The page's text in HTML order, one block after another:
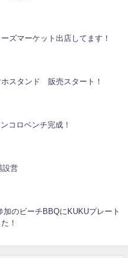
ズマーケット出店してます！
スタンド 販売スタート！
コロベンチ完成！
設営
加のビーチBBQにKUKUプレート
！